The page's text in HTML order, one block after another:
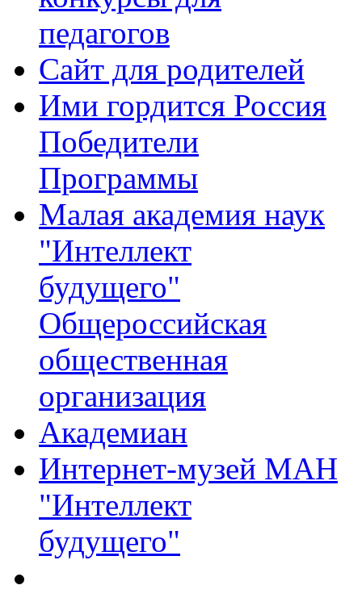
педагогов
Сайт для родителей
Ими гордится Россия
Победители
Программы
Малая академия наук
"Интеллект
будущего"
Общероссийская
общественная
организация
Академиан
Интернет-музей МАН
"Интеллект
будущего"